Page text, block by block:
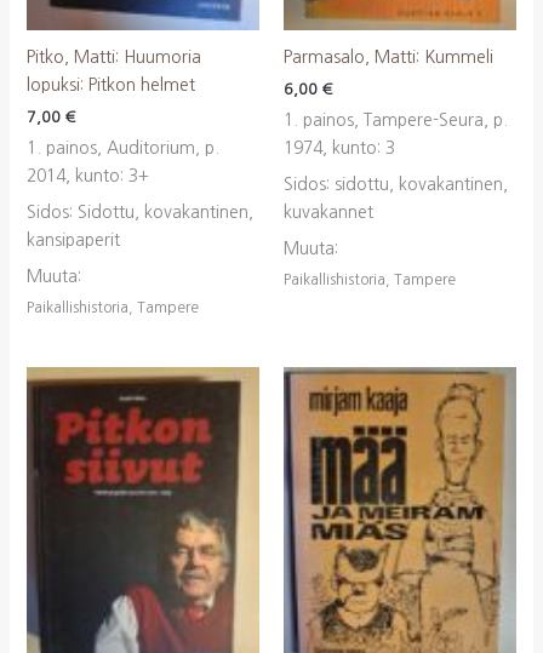
Pitko, Matti: Huumoria
lopuksi: Pitkon helmet
7,00 €
1. painos, Auditorium, p.
2014, kunto: 3+
Sidos: Sidottu, kovakantinen,
kansipaperit
Muuta:
Paikallishistoria, Tampere
Parmasalo, Matti: Kummeli
6,00 €
1. painos, Tampere-Seura, p.
1974, kunto: 3
Sidos: sidottu, kovakantinen,
kuvakannet
Muuta:
Paikallishistoria, Tampere